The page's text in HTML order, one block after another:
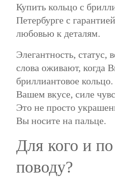
Купить кольцо с
Петербурге с
любовью к деталям.
Элегантность, статус,
слова оживают, когда
бриллиантовое
Вашем вкусе, силе
Это не просто
Вы носите на пальце.
Для кого и
поводу?